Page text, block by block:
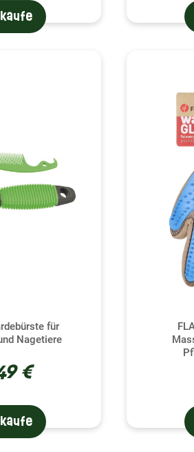
Kaninchens, sondern auch für
für
Nagetiere
€